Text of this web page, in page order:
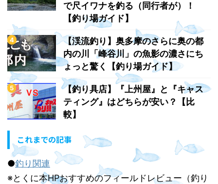
で尺イワナを釣る（同行者が）！
【釣り場ガイド】
【渓流釣り】奥多摩のさらに奥の都
内の川「峰谷川」の魚影の濃さにち
ょっと驚く【釣り場ガイド】
【釣り具店】『上州屋』と『キャス
ティング』はどちらが安い？【比
較】
これまでの記事
●釣り関連
※とくに本HPおすすめのフィールドレビュー（釣り